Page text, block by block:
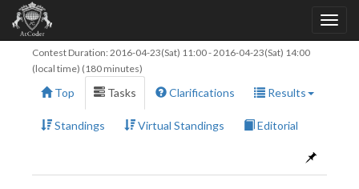
Contest Duration: 2016-04-23(Sat) 11:00-2016-04-23(Sat) 14:00
(local time) (180 minutes)
Top Tasks Clarifications Results
Standings Virtual Standings Editorial